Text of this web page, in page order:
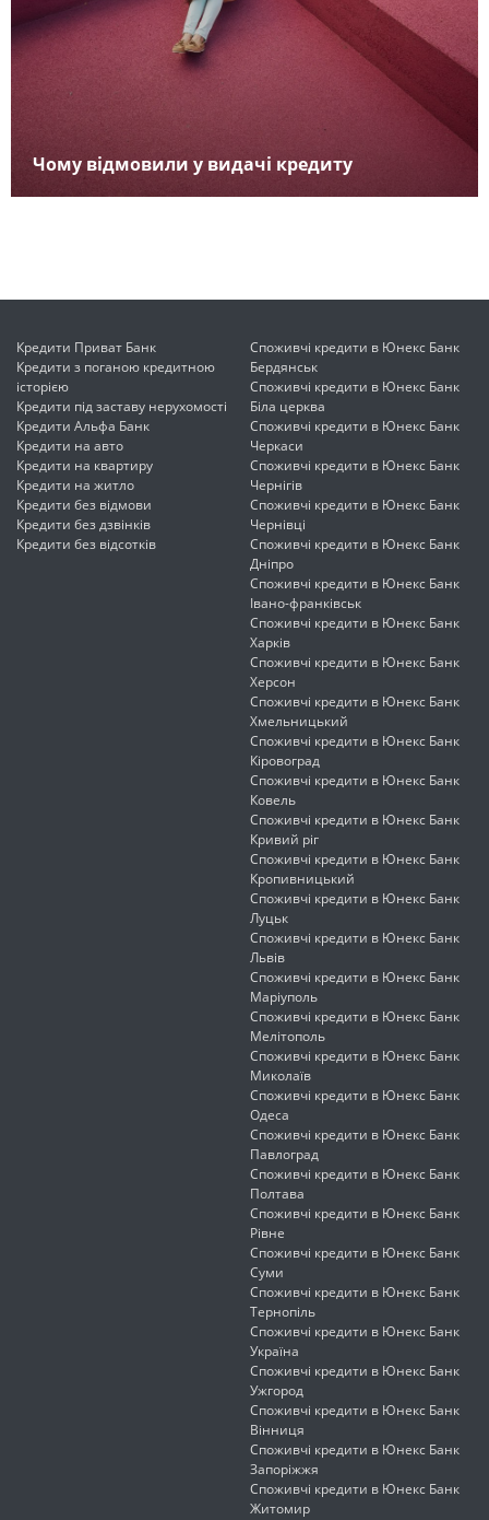
Чому відмовили у видачі кредиту
Кредити Приват Банк
Кредити з поганою кредитною
історією
Кредити під заставу нерухомості
Кредити Альфа Банк
Кредити на авто
Кредити на квартиру
Кредити на житло
Кредити без відмови
Кредити без дзвінків
Кредити без відсотків
Споживчі кредити в Юнекс Банк
Бердянськ
Споживчі кредити в Юнекс Банк
Біла церква
Споживчі кредити в Юнекс Банк
Черкаси
Споживчі кредити в Юнекс Банк
Чернігів
Споживчі кредити в Юнекс Банк
Чернівці
Споживчі кредити в Юнекс Банк
Дніпро
Споживчі кредити в Юнекс Банк
Івано-франківськ
Споживчі кредити в Юнекс Банк
Харків
Споживчі кредити в Юнекс Банк
Херсон
Споживчі кредити в Юнекс Банк
Хмельницький
Споживчі кредити в Юнекс Банк
Кіровоград
Споживчі кредити в Юнекс Банк
Ковель
Споживчі кредити в Юнекс Банк
Кривий ріг
Споживчі кредити в Юнекс Банк
Кропивницький
Споживчі кредити в Юнекс Банк
Луцьк
Споживчі кредити в Юнекс Банк
Львів
Споживчі кредити в Юнекс Банк
Маріуполь
Споживчі кредити в Юнекс Банк
Мелітополь
Споживчі кредити в Юнекс Банк
Миколаїв
Споживчі кредити в Юнекс Банк
Одеса
Споживчі кредити в Юнекс Банк
Павлоград
Споживчі кредити в Юнекс Банк
Полтава
Споживчі кредити в Юнекс Банк
Рівне
Споживчі кредити в Юнекс Банк
Суми
Споживчі кредити в Юнекс Банк
Тернопіль
Споживчі кредити в Юнекс Банк
Україна
Споживчі кредити в Юнекс Банк
Ужгород
Споживчі кредити в Юнекс Банк
Вінниця
Споживчі кредити в Юнекс Банк
Запоріжжя
Споживчі кредити в Юнекс Банк
Житомир